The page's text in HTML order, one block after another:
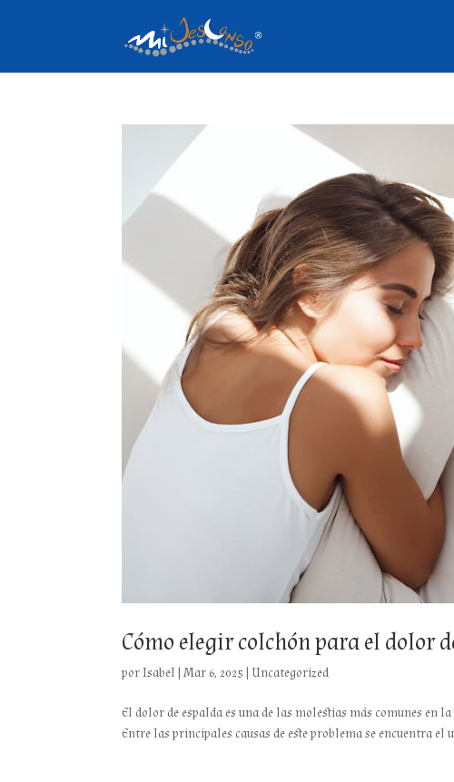
Cómo elegir colchón para el dolor
porIsabel |Mar 6, 2025 |Uncategorized
El dolor de espalda es una de las molestias más comunes en
Entre las principales causas de este problema se encuentra